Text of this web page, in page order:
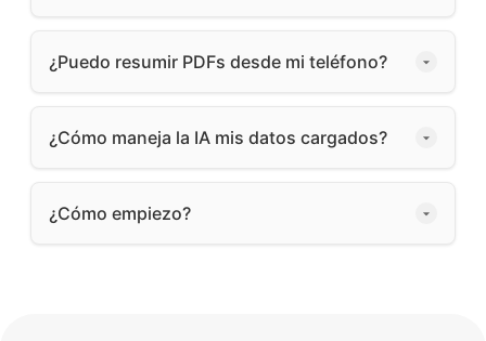
¿Puedo resumir PDFs desde mi teléfono?
¿Cómo maneja la IA mis datos cargados?
¿Cómo empiezo?